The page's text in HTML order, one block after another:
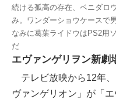
続ける孤高の存在、ベニダロ
み。ワンダーショウケースで
なみに葛葉ライドウはPS2用
だ
エヴァンゲリヲン新劇
テレビ放映から12年
ヴァンゲリオン」が「